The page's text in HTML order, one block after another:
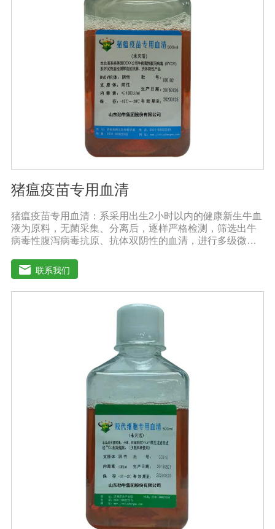
猪瘟疫苗专用血清
猪瘟疫苗专用血清：系采用出生2小时以内的健康新生牛血
液为原料，无菌采集、分离后，逐样严格检测，筛选出牛
病毒性腹泻病毒抗原、抗体双阴性的血清，进行多级微孔
毒和细菌， γ球蛋白含量低，血红蛋白含量低，内毒素小于
5EU/ml，具有良好的促进细胞增殖作用。适用于多种细胞
株的培养、扩增及单克隆抗体的制备和疫苗（尤其是猪瘟
疫苗）的研制及生产。质量标准：符合《中华人民共和国
药典》2020版、《中华人民共和国兽药典》2020版质量标
意事项：解冻：采用逐步解冻法（ -20℃→2-8℃→ 室
温），可减少沉淀的产生使血清质量不会受到影响。
联系我们